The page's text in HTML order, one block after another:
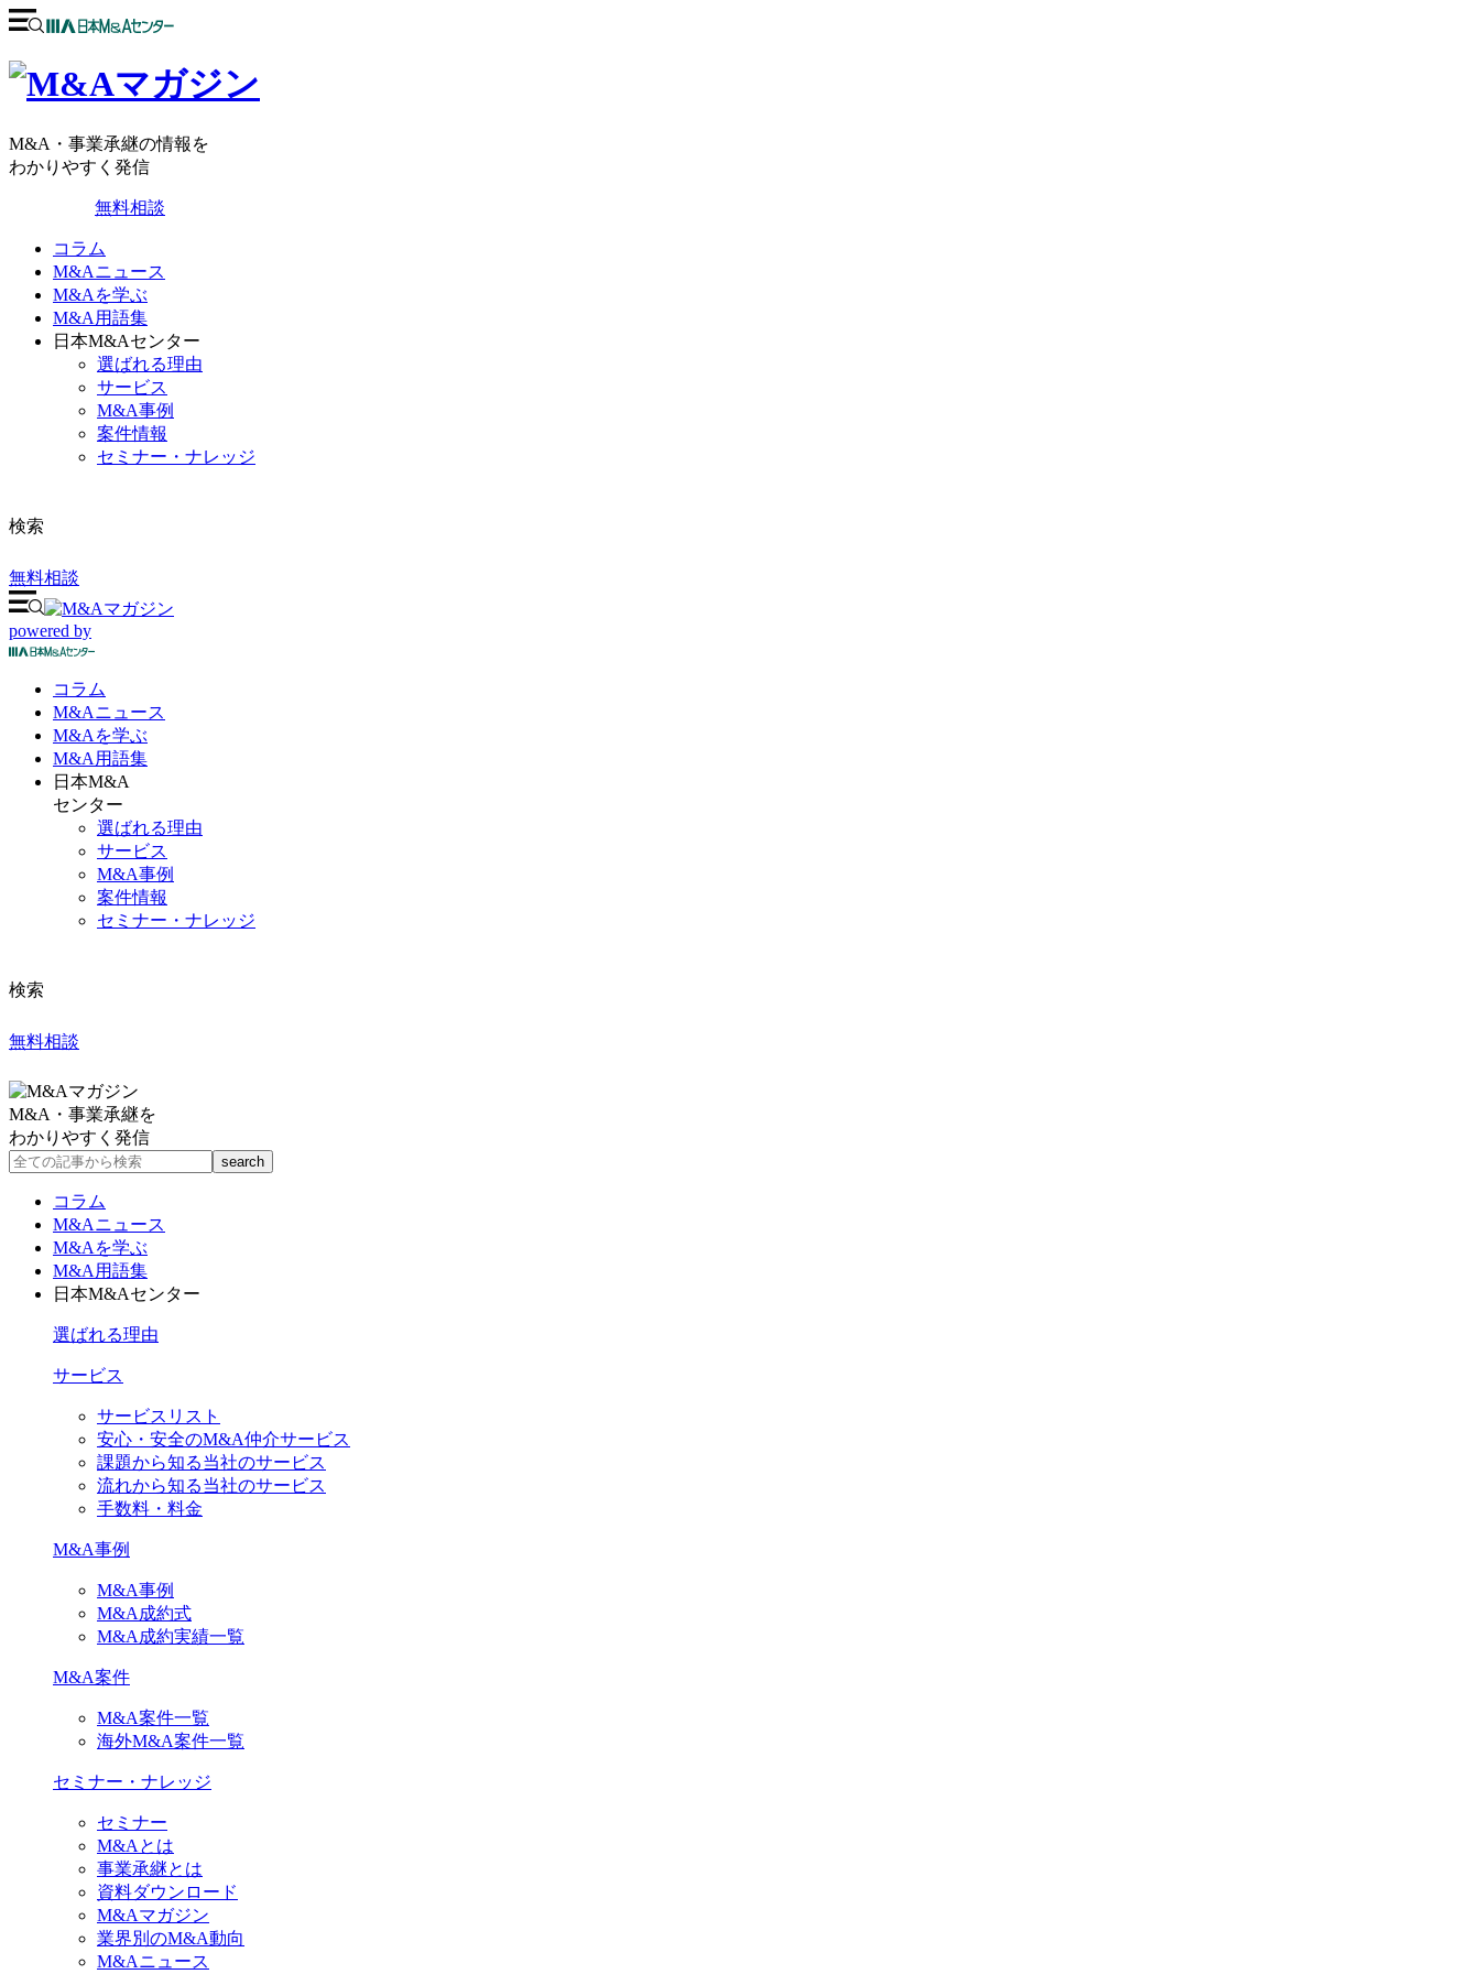
M&A・事業承継の情報を
わかりやすく発信
無料相談
コラム
M&Aニュース
M&Aを学ぶ
M&A用語集
日本M&Aセンター
選ばれる理由
サービス
M&A事例
案件情報
セミナー・ナレッジ
検索
無料相談
powered by
コラム
M&Aニュース
M&Aを学ぶ
M&A 用語集
日本M&A
センター
選ばれる理由
サービス
M&A事例
案件情報
セミナー・ナレッジ
検索
無料相談
M&A・事業承継を
わかりやすく発信
コラム
M&Aニュース
M&Aを学ぶ
M&A用語集
日本M&Aセンター
選ばれる理由
サービス
サービスリスト
安心・安全のM&A仲介サービス
課題から知る当社のサービス
流れから知る当社のサービス
手数料・料金
M&A事例
M&A事例
M&A成約式
M&A成約実績一覧
M&A案件
M&A案件一覧
海外M&A案件一覧
セミナー・ナレッジ
セミナー
M&Aとは
事業承継とは
資料ダウンロード
M&Aマガジン
業界別のM&A動向
M&Aニュース